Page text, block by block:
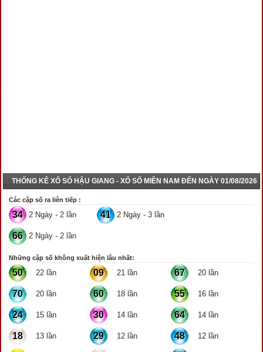
THỐNG KÊ XỔ SỐ HẬU GIANG - XỔ SỐ MIỀN NAM ĐẾN NGÀY 01/08/2026
Các cặp số ra liên tiếp :
34 2 Ngày - 2 lần 41 2 Ngày - 3 lần
66 2 Ngày - 2 lần
Những cặp số không xuất hiện lâu nhất:
50 22 lần 09 21 lần 67 20 lần
70 20 lần 60 18 lần 55 16 lần
24 15 lần 30 14 lần 64 14 lần
18 13 lần 29 12 lần 48 12 lần